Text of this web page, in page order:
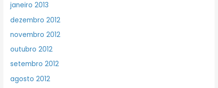
janeiro 2013
dezembro 2012
novembro 2012
outubro 2012
setembro 2012
agosto 2012